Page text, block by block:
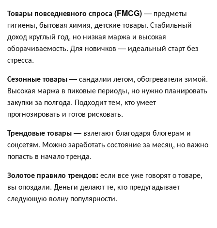
Товары повседневного спроса (FMCG)— предметы
гигиены, бытовая химия, детские товары. Стабильный
доход круглый год, но низкая маржа и высокая
оборачиваемость. Для новичков — идеальный старт без
стресса.
Сезонные товары— сандалии летом, обогреватели зимой.
Высокая маржа в пиковые периоды, но нужно планировать
закупки за полгода. Подходит тем, кто умеет
прогнозировать и готов рисковать.
Трендовые товары— взлетают благодаря блогерам и
соцсетям. Можно заработать состояние за месяц, но важно
попасть в начало тренда.
Золотое правило трендов: если все уже говорят о товаре,
вы опоздали. Деньги делают те, кто предугадывает
следующую волну популярности.